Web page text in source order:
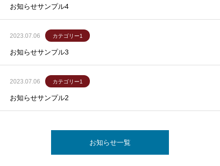
お知らせサンプル4
2023.07.06 カテゴリー1
お知らせサンプル3
2023.07.06 カテゴリー1
お知らせサンプル2
お知らせ一覧